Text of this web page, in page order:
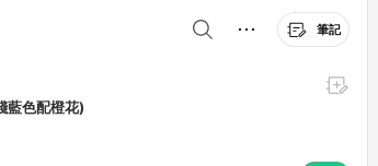
筆記
藍色配橙花)